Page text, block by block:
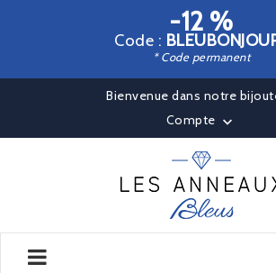
-12 %
Code :
* Code permanent
Bienvenue dans notre
Compte 